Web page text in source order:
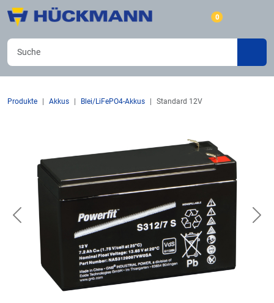
0
Produkte Akkus Blei/LiFePO4-Akkus Standard 12V
Previous